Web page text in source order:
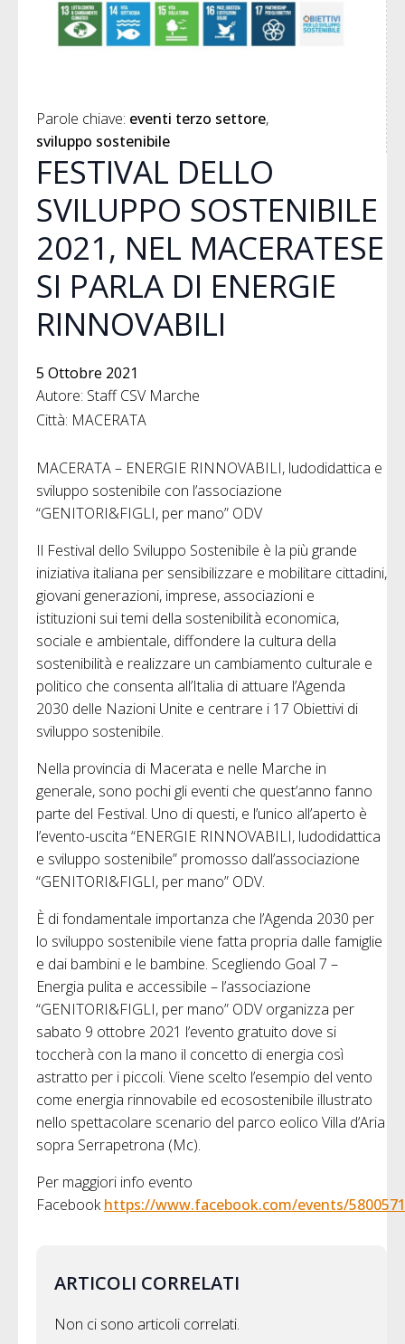
Parole chiave: eventi terzo settore
sviluppo sostenibile
FESTIVAL DELLO
SVILUPPO SOSTENIBILE
2021, NEL MACERATESE
SI PARLA DI ENERGIE
RINNOVABILI
5 Ottobre 2021
Autore: Staff CSV Marche
Città: MACERATA
MACERATA – ENERGIE RINNOVABILI, ludodidattica e
sviluppo sostenibile con l’associazione
“GENITORI&FIGLI, per mano” ODV
Il Festival dello Sviluppo Sostenibile è la più grande
iniziativa italiana per sensibilizzare e mobilitare cittadini,
giovani generazioni, imprese, associazioni e
istituzioni sui temi della sostenibilità economica,
sociale e ambientale, diffondere la cultura della
sostenibilità e realizzare un cambiamento culturale e
politico che consenta all’Italia di attuare l’Agenda
2030 delle Nazioni Unite e centrare i 17 Obiettivi di
sviluppo sostenibile.
Nella provincia di Macerata e nelle Marche in
generale, sono pochi gli eventi che quest’anno fanno
parte del Festival. Uno di questi, e l’unico all’aperto è
l’evento-uscita “ENERGIE RINNOVABILI, ludodidattica
e sviluppo sostenibile” promosso dall’associazione
“GENITORI&FIGLI, per mano” ODV.
È di fondamentale importanza che l’Agenda 2030 per
lo sviluppo sostenibile viene fatta propria dalle famiglie
e dai bambini e le bambine. Scegliendo Goal 7 –
Energia pulita e accessibile – l’associazione
“GENITORI&FIGLI, per mano” ODV organizza per
sabato 9 ottobre 2021 l’evento gratuito dove si
toccherà con la mano il concetto di energia così
astratto per i piccoli. Viene scelto l’esempio del vento
come energia rinnovabile ed ecosostenibile illustrato
nello spettacolare scenario del parco eolico Villa d’Aria
sopra Serrapetrona (Mc).
Per maggiori info evento
Facebookhttps://www.facebook.com/events/
ARTICOLI CORRELATI
Non ci sono articoli correlati.